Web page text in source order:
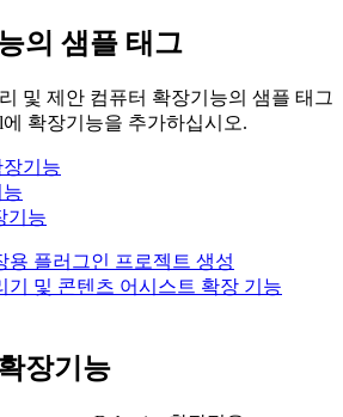
의 샘플 태그
및 제안 컴퓨터 확장기능의 샘플 태그
에 확장기능을 추가하십시오.
기능
기능
용 플러그인 프로젝트 생성
기 및 콘텐츠 어시스트 확장 기능
장기능